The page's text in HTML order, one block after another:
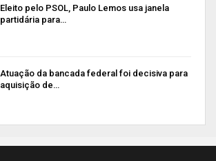
Eleito pelo PSOL, Paulo Lemos usa janela
partidária para…
Atuação da bancada federal foi decisiva para
aquisição de…